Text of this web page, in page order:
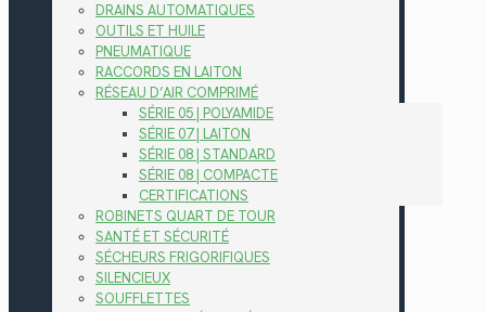
DRAINS AUTOMATIQUES
OUTILS ET HUILE
PNEUMATIQUE
RACCORDS EN LAITON
RÉSEAU D’AIR COMPRIMÉ
SÉRIE 05 | POLYAMIDE
SÉRIE 07 | LAITON
SÉRIE 08 | STANDARD
SÉRIE 08 | COMPACTE
CERTIFICATIONS
ROBINETS QUART DE TOUR
SANTÉ ET SÉCURITÉ
SÉCHEURS FRIGORIFIQUES
SILENCIEUX
SOUFFLETTES